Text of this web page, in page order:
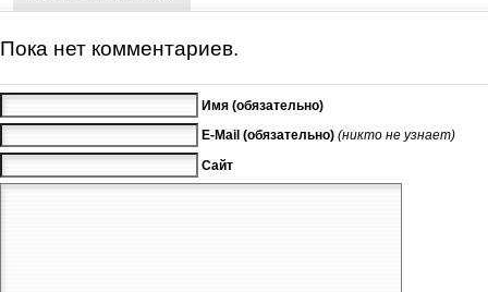
Пока нет комментариев.
Имя (обязательно)
E-Mail (обязательно) (никто не узнает)
Сайт